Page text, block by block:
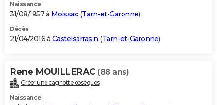
Naissance
31/08/1957 à Moissac(Tarn-et-Garonne)
Décès
21/04/2016 à Castelsarrasin (Tarn-et-Garonne)
Rene MOUILLERAC (88 ans)
Créer une cagnotte obsèques
Naissance